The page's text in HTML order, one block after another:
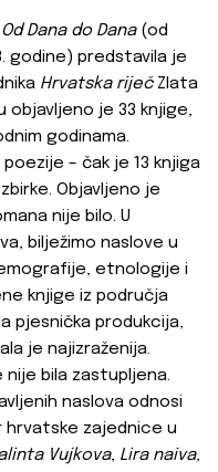
Od Dana do Dana(od
godine) predstavila je
Hrvatska riječZlata
objavljeno je 33 knjige,
godinama.
– čak je 13 knjiga
Objavljeno je
nije bilo. U
bilježimo naslove u
etnologije i
knjige iz područja
pjesnička produkcija,
je najizraženija.
bila zastupljena.
naslova odnosi
zajednice u
Vujkova, Lira naiva,